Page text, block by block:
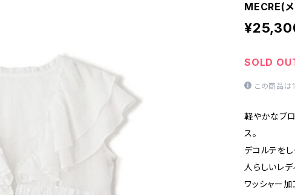
MECRE(
SOLD
この商品は
軽やかなブ
ス。
デコルテを
人らしいレ
ワッシャー